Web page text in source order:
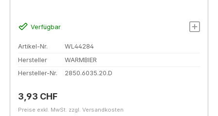
Verfügbar
Artikel-Nr.
WL44284
Hersteller
WARMBIER
Hersteller-Nr.
2850.6035.20.D
Regulärer Preis:
3,93 CHF
Preise exkl. MwSt. zzgl. Versandkosten